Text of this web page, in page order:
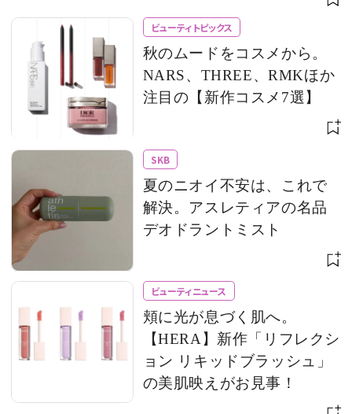
ビューティトピックス
秋のムードをコスメから。
NARS、THREE、RMKほか
注目の【新作コスメ7選】
SKB
夏のニオイ不安は、これで
解決。アスレティアの名品
デオドラントミスト
ビューティニュース
頬に光が息づく肌へ。
【HERA】新作「リフレクシ
ョン リキッドブラッシュ」
の美肌映えがお見事！